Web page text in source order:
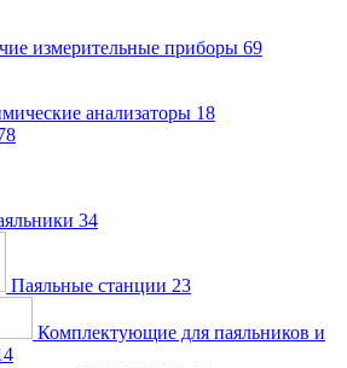
измерительные приборы 69
анализаторы 18
34
Паяльные станции 23
Комплектующие для паяльников и